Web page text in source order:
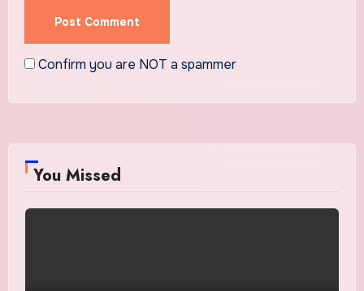
Confirm you are NOT a spammer
You Missed